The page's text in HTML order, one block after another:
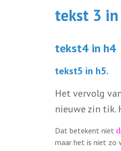
tekst 3
tekst4 in h4
tekst5 in h5.
Het vervolg
nieuwe zin tik.
Dat betekent niet
maar het is niet zo